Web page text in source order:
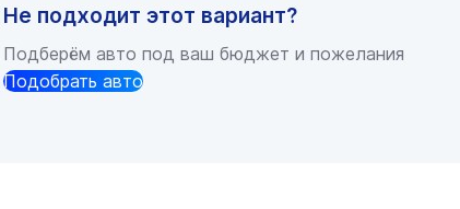
Не подходит этот вариант?
Подберём авто под ваш бюджет и пожелания
Подобрать авто